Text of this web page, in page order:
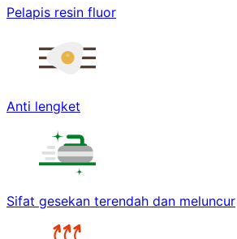
Pelapis resin fluor
Anti lengket
Sifat gesekan terendah dan meluncur